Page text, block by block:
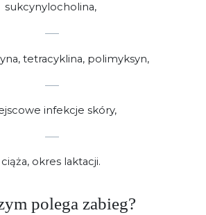
sukcynylocholina,
tetracyklina, polimyksyn,
infekcje skóry,
ciąża, okres laktacji.
polega zabieg?